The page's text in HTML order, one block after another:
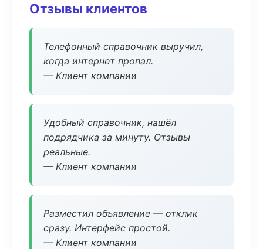
Отзывы клиентов
Телефонный справочник выручил,
когда интернет пропал.
— Клиент компании
Удобный справочник, нашёл
подрядчика за минуту. Отзывы
реальные.
— Клиент компании
Разместил объявление — отклик
сразу. Интерфейс простой.
— Клиент компании